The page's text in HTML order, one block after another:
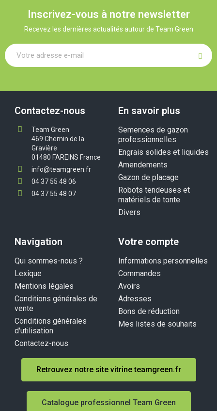
Inscrivez-vous à notre newsletter
Recevez les dernières actualités autour de Team Green
Contactez-nous
Team Green
469 Chemin de la
Gravière
01480 FAREINS France
info@teamgreen.fr
04 37 55 48 06
04 37 55 48 07
En savoir plus
Semences de gazon
professionnelles
Engrais solides et liquides
Amendements
Gazon de placage
Robots tendeuses et
matériels de tonte
Divers
Navigation
Qui sommes-nous ?
Lexique
Mentions légales
Conditions générales de
vente
Conditions générales
d'utilisation
Contactez-nous
Votre compte
Informations personnelles
Commandes
Avoirs
Adresses
Bons de réduction
Mes listes de souhaits
Retrouvez notre site vitrine teamgreen.fr
Catalogue professionnel Team Green